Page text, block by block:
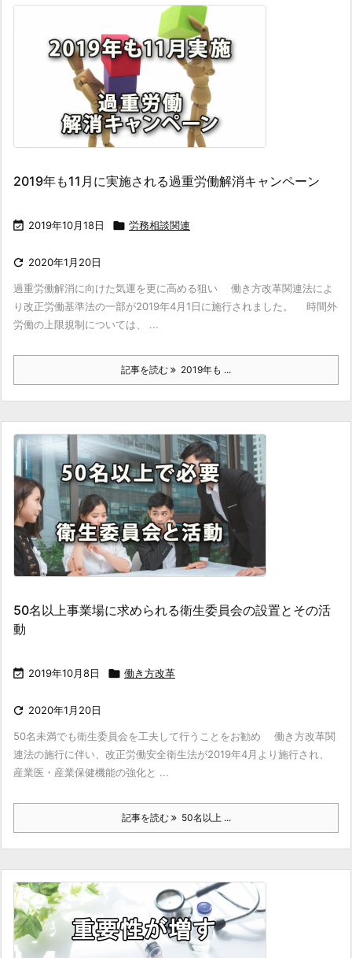
2019年も11月に実施される過重労働解消キャンペーン
 2019年10月18日  労務相談関連
 2020年1月20日
過重労働解消に向けた気運を更に高める狙い 働き方改革関連法によ
り改正労働基準法の一部が2019年4月1日に施行されました。 時間外
労働の上限規制については、 ...
記事を読む 2019年も ...
50名以上事業場に求められる衛生委員会の設置とその活
動
 2019年10月8日  働き方改革
 2020年1月20日
50名未満でも衛生委員会を工夫して行うことをお勧め 働き方改革関
連法の施行に伴い、改正労働安全衛生法が2019年4月より施行され、
産業医・産業保健機能の強化と ...
記事を読む 50名以上 ...